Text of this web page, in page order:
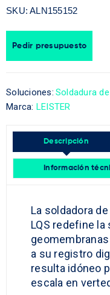
SKU: ALN155152
Pedir presupuesto
Soluciones: Soldadura
Marca: LEISTER
Descripción
Información
La soldadora
LQS redefine la
a su registro
resulta idóneo
escala en